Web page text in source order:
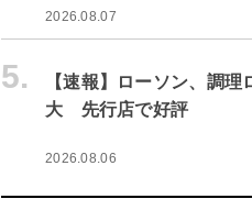
2026.08.07
5.
【速報】ローソン、調理
大 先行店で好評
2026.08.06